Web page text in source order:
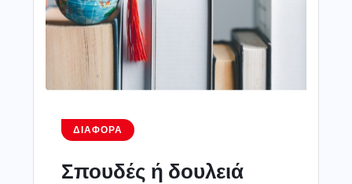
ΔΙΆΦΟΡΑ
Σπουδές ή δουλειά